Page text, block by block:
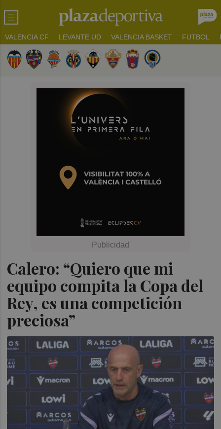
VALENCIA CF LEVANTE UD VALENCIA BASKET FUTBOL
Calero: “Quiero que mi
equipo compita la Copa del
Rey, es una competición
preciosa”